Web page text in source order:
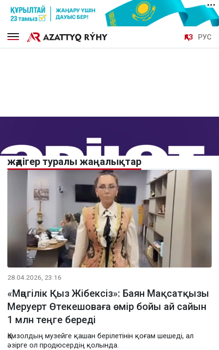
ҚАЗ РУС
жәдігер туралы жаңалықтар
28.04.2026, 23:16
«Мәңгілік Қыз Жібексіз»: Баян Мақсатқызы
Меруерт Өтекешоваға өмір бойы ай сайын
1 млн теңге береді
Қамзолдың музейге қашан берілетінін қоғам шешеді, ал
әзірге ол продюсердің қолында.